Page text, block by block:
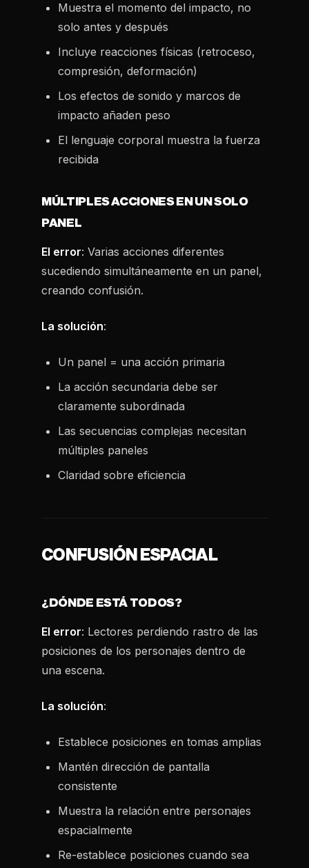
Muestra el momento del impacto, no
solo antes y después
Incluye reacciones físicas (retroceso,
compresión, deformación)
Los efectos de sonido y marcos de
impacto añaden peso
El lenguaje corporal muestra la fuerza
recibida
MÚLTIPLES ACCIONES EN UN SOLO
PANEL
El error: Varias acciones diferentes
sucediendo simultáneamente en un panel,
creando confusión.
La solución:
Un panel = una acción primaria
La acción secundaria debe ser
claramente subordinada
Las secuencias complejas necesitan
múltiples paneles
Claridad sobre eficiencia
CONFUSIÓN ESPACIAL
¿DÓNDE ESTÁ TODOS?
El error: Lectores perdiendo rastro de las
posiciones de los personajes dentro de
una escena.
La solución:
Establece posiciones en tomas amplias
Mantén dirección de pantalla
consistente
Muestra la relación entre personajes
espacialmente
Re-establece posiciones cuando sea